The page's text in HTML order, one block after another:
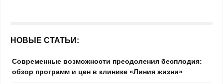
НОВЫЕ СТАТЬИ:
Современные возможности преодоления бесплодия:
обзор программ и цен в клинике «Линия жизни»